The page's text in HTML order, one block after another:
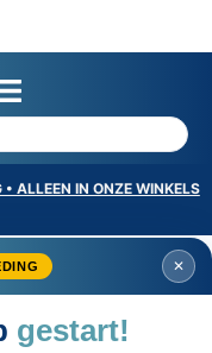
ALLEEN IN ONZE WINKELS
✕
gestart!